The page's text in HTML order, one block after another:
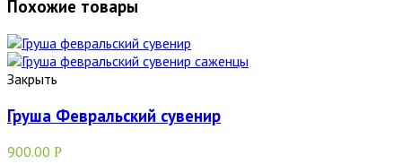
Похожие товары
Закрыть
Груша Февральский сувенир
900.00 Р